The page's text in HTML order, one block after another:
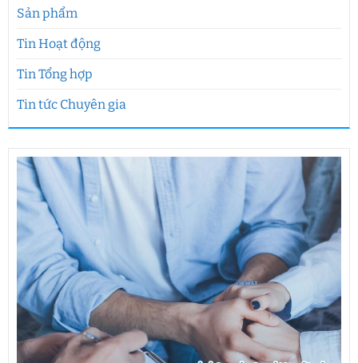
Sản phẩm
Tin Hoạt động
Tin Tổng hợp
Tin tức Chuyên gia